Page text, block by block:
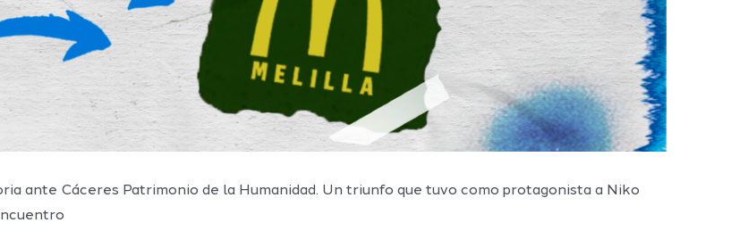
ante Cáceres Patrimonio de la Humanidad. Un triunfo que tuvo como protagonista a Niko